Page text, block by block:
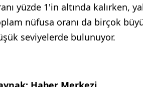
yüzde 1'in altında kalırken,
nüfusa oranı da birçok
seviyelerde bulunuyor.